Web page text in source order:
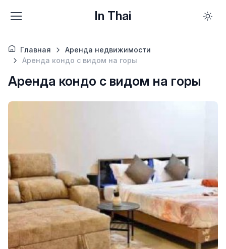
In Thai
Главная
Аренда недвижимости
Аренда кондо с видом на горы
Аренда кондо с видом на горы